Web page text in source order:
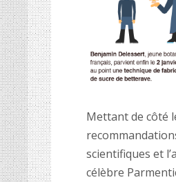
Mettant de côté
scientifiques et
célèbre